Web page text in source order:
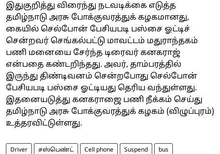
இதுகுறித்து விரைந்து நடவடிக்கை எடுத்த
தமிழ்நாடு அரசு போக்குவரத்துக் கழகமானது,
கையில் செல்போன் பேசியபடி பஸ்சை ஓட்டிச்
சென்றவர் செங்கல்பட்டு மாவட்டம் மதுராந்தகம்
பணி மனையை சேர்ந்த டிரைவர் கனகராஜ்
என்பதை கண்டறிந்தது. அவர், தாம்பரத்தில்
இருந்து திண்டிவனம் சென்றபோது செல்போன்
பேசியபடி பஸ்சை ஓட்டியது தெரிய வந்துள்ளது.
இதனையடுத்து கனகராஜை பணி நீக்கம் செய்து
தமிழ்நாடு அரசு போக்குவரத்துக் கழகம் (விழுப்புரம்)
உத்தரவிட்டுள்ளது.
Driver சஸ்பெண்ட் Cell phone Suspend bus